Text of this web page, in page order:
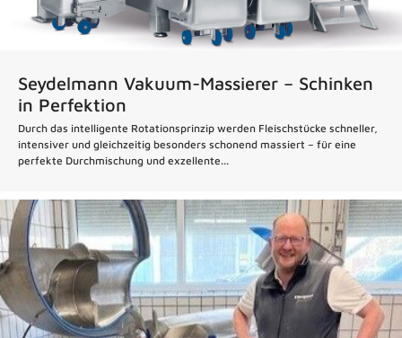
Seydelmann Vakuum-Massierer – Schinken
in Perfektion
Durch das intelligente Rotationsprinzip werden Fleischstücke schneller,
intensiver und gleichzeitig besonders schonend massiert – für eine
perfekte Durchmischung und exzellente...